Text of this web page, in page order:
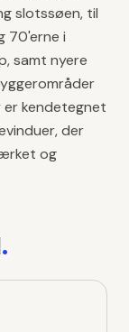
slotssøen, til
70'erne i
samt nyere
er kendetegnet
der
og
.